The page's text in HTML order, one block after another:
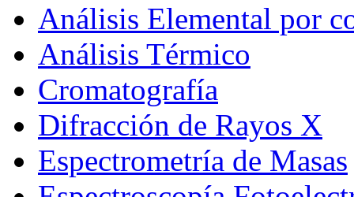
Análisis Elemental por
Análisis Térmico
Cromatografía
Difracción de Rayos X
Espectrometría de Masas